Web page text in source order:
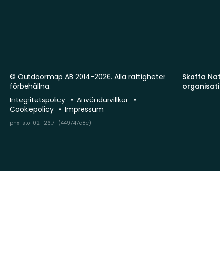
Skaffa
© Outdoormap AB 2014-2026. Alla rättigheter
förbehållna.
Integritetspolicy
Användarvillkor
Cookiepolicy
Impressum
phx-sto-02 · 26.7.1 (449747a8c)